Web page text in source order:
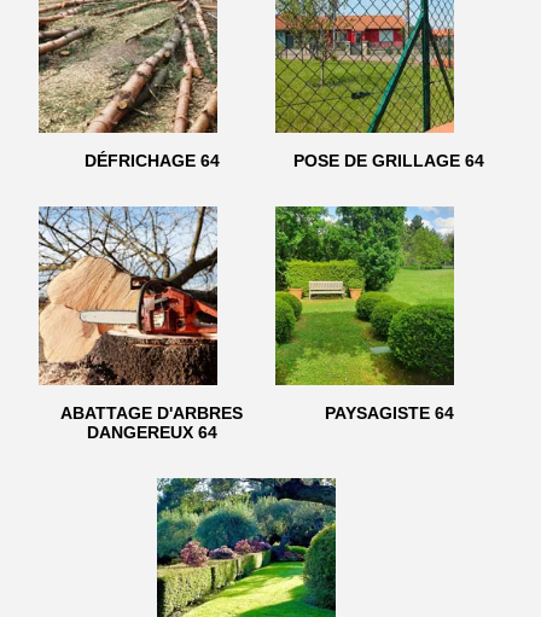
DÉFRICHAGE 64 POSE DE GRILLAGE 64
ABATTAGE D'ARBRES
DANGEREUX 64
PAYSAGISTE 64